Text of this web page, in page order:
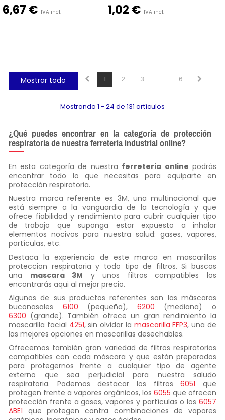
6,67 € IVA incl. 1,02 € IVA incl.
Mostrar todo 1 2 3 ... 6
Mostrando 1 - 24 de 131 artículos
¿Qué puedes encontrar en la categoría de protección
respiratoria de nuestra ferreteria industrial online?
En esta categoría de nuestra ferreteria online podrás
encontrar todo lo que necesitas para equiparte en
protección respiratoria.
Nuestra marca referente es 3M, una multinacional que
está siempre a la vanguardia de la tecnología y que
ofrece fiabilidad y rendimiento para cubrir cualquier tipo
de trabajo que suponga estar expuesto a inhalar
elementos nocivos para nuestra salud: gases, vapores,
partículas, etc.
Destaca la experiencia de este marca en mascarillas
proteccion respiratoria y todo tipo de filtros. Si buscas
una mascara 3M y unos filtros compatibles los
encontrarás aqui al mejor precio.
Algunos de sus productos referentes son las máscaras
buconasales 6100 (pequeña), 6200 (mediana) o
6300 (grande). También ofrece un gran rendimiento la
mascarilla facial 4251, sin olvidar la mascarilla FFP3, una de
las mejores opciones en mascarillas desechables.
Ofrecemos también gran variedad de filtros respiratorios
compatibles con cada máscara y que están preparados
para protegernos frente a cualquier tipo de agente
externo que sea perjudicial para nuestra saludo
respiratoria. Podemos destacar los filtros6051 que
protegen frente a vapores orgánicos, los 6055 que ofrecen
protección frente a gases, vapores y partículas o los 6057
ABE1 que protegen contra combinaciones de vapores